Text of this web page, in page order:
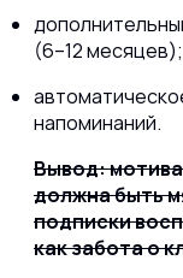
(6–12 месяцев);
напоминаний.
Вывод:
должна быть
подписки
как забота о